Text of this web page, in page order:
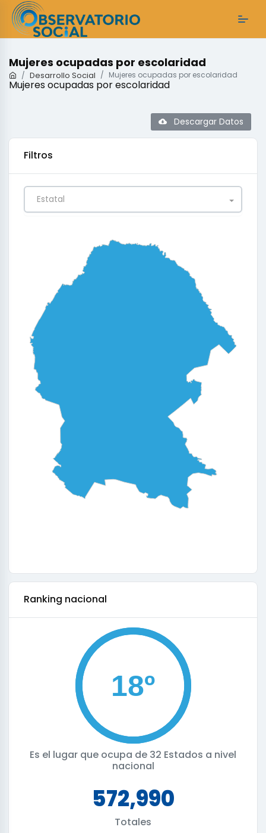
Mujeres ocupadas por escolaridad
Desarrollo Social Mujeres ocupadas por escolaridad
Mujeres ocupadas por escolaridad
Descargar Datos
Filtros
Estatal
0.75 1
ranking nacional
Es el lugar que ocupa de 32 Estados a nivel
nacional
572,990
Totales